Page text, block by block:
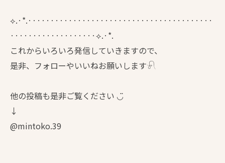
⟡.·*.·········································
···················⟡.·*.
これからいろいろ発信していきますので、
是非、フォローやいいねお願いします𓍯
他の投稿も是非ご覧ください ◡̈
↓
@mintoko.39